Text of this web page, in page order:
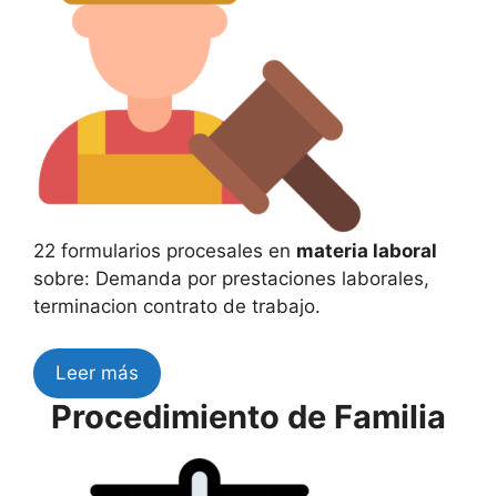
22 formularios procesales en materia laboral
sobre: Demanda por prestaciones laborales,
terminacion contrato de trabajo.
Leer más
Procedimiento de Familia